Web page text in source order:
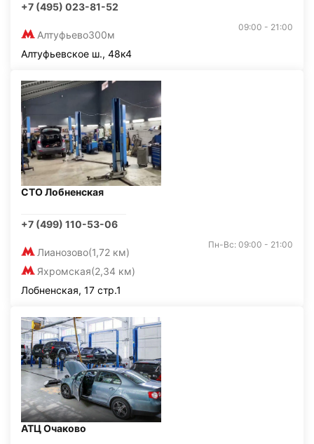
+7 (495) 023-81-52
Алтуфьево300м
09:00 - 21:00
Алтуфьевское ш., 48к4
СТО Лобненская
+7 (499) 110-53-06
Лианозово(1,72 км)
Яхромская(2,34 км)
Пн-Вс: 09:00 - 21:00
Лобненская, 17 стр.1
АТЦ Очаково